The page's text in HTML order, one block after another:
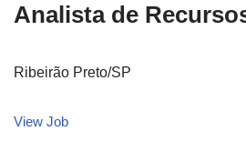
Analista de
Ribeirão Preto/SP
View Job